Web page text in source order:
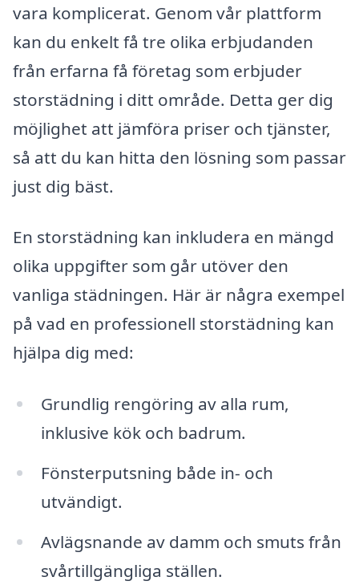
vara komplicerat. Genom vår plattform
kan du enkelt få tre olika erbjudanden
från erfarna få företag som erbjuder
storstädning i ditt område. Detta ger dig
möjlighet att jämföra priser och tjänster,
så att du kan hitta den lösning som passar
just dig bäst.
En storstädning kan inkludera en mängd
olika uppgifter som går utöver den
vanliga städningen. Här är några exempel
på vad en professionell storstädning kan
hjälpa dig med:
Grundlig rengöring av alla rum,
inklusive kök och badrum.
Fönsterputsning både in- och
utvändigt.
Avlägsnande av damm och smuts från
svårtillgängliga ställen.